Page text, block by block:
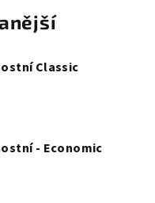
Classic
- Economic